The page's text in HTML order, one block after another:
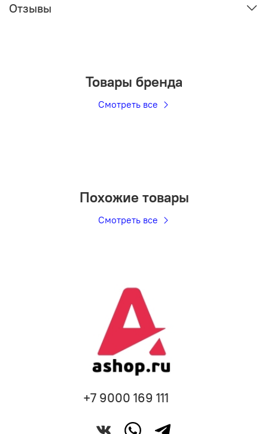
Отзывы
Товары бренда
Смотреть все
Похожие товары
Смотреть все
+7 9000 169 111